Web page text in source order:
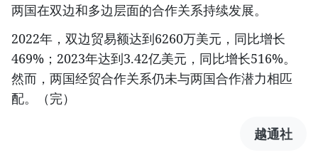
两国在双边和多边层面的合作关系持续发展。
2022年，双边贸易额达到6260万美元，同比增长
469%；2023年达到3.42亿美元，同比增长516%。
然而，两国经贸合作关系仍未与两国合作潜力相匹
配。（完）
越通社